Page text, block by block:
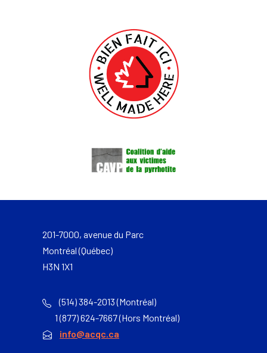
201-7000, avenue du Parc
Montréal (Québec)
H3N 1X1
(514) 384-2013 (Montréal)
1 (877) 624-7667 (Hors Montréal)
info@acqc.ca